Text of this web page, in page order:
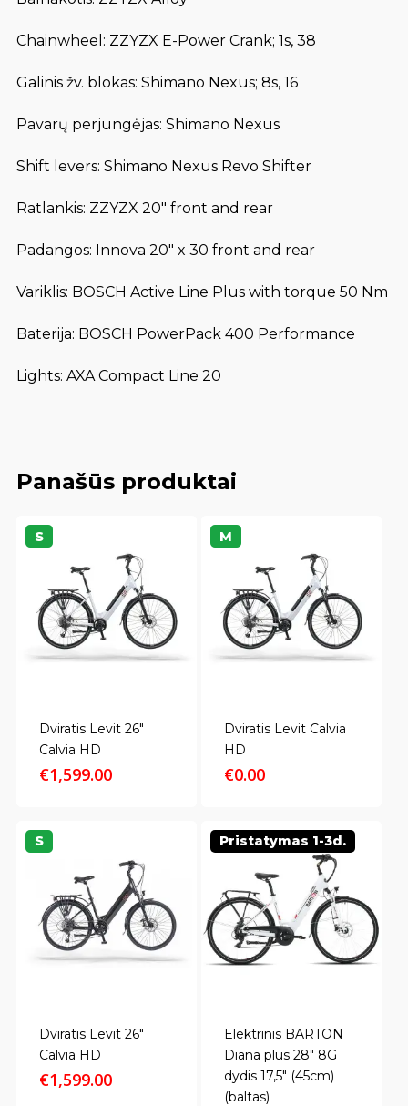
Chainwheel: ZZYZX E-Power Crank; 1s, 38
Galinis žv. blokas: Shimano Nexus; 8s, 16
Pavarų perjungėjas: Shimano Nexus
Shift levers: Shimano Nexus Revo Shifter
Ratlankis: ZZYZX 20″ front and rear
Padangos: Innova 20″ x 30 front and rear
Variklis: BOSCH Active Line Plus with torque 50 Nm
Baterija: BOSCH PowerPack 400 Performance
Lights: AXA Compact Line 20
Panašūs produktai
Dviratis Levit 26″
Calvia HD
€1,599.00
S
Dviratis Levit Calvia
HD
€0.00
M
Dviratis Levit 26″
Calvia HD
€1,599.00
S
Elektrinis BARTON
Diana plus 28″ 8G
dydis 17,5″ (45cm)
(baltas)
Pristatymas 1-3d.